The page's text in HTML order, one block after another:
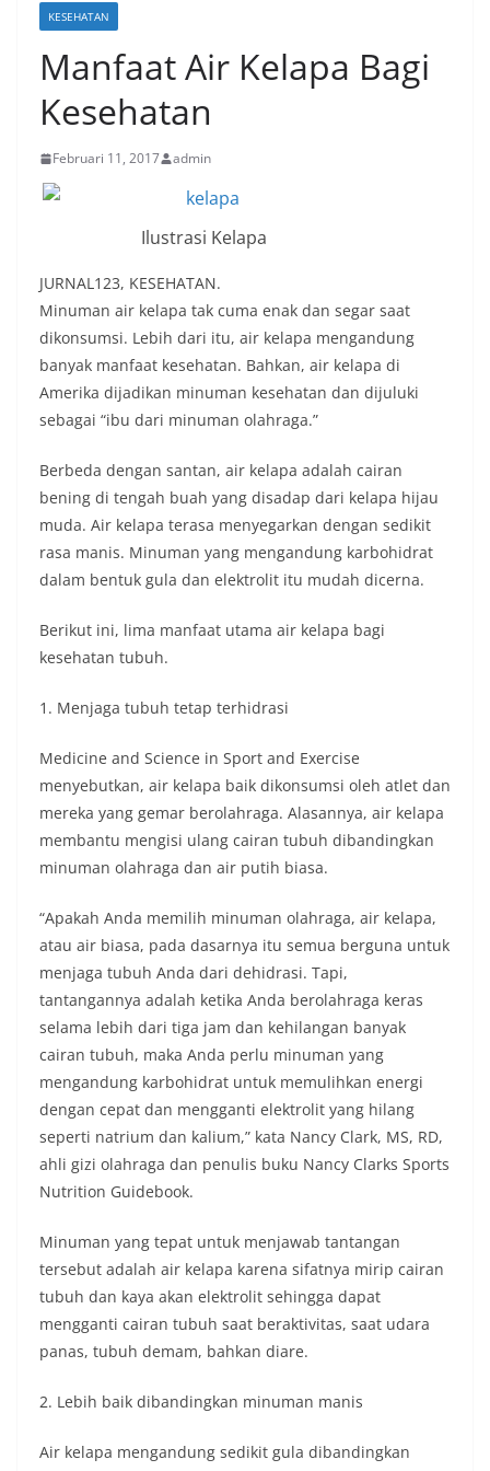
KESEHATAN
Manfaat Air Kelapa Bagi
Kesehatan
Februari 11, 2017 admin
Ilustrasi Kelapa
JURNAL123, KESEHATAN.
Minuman air kelapa tak cuma enak dan segar saat
dikonsumsi. Lebih dari itu, air kelapa mengandung
banyak manfaat kesehatan. Bahkan, air kelapa di
Amerika dijadikan minuman kesehatan dan dijuluki
sebagai “ibu dari minuman olahraga.”
Berbeda dengan santan, air kelapa adalah cairan
bening di tengah buah yang disadap dari kelapa hijau
muda. Air kelapa terasa menyegarkan dengan sedikit
rasa manis. Minuman yang mengandung karbohidrat
dalam bentuk gula dan elektrolit itu mudah dicerna.
Berikut ini, lima manfaat utama air kelapa bagi
kesehatan tubuh.
1. Menjaga tubuh tetap terhidrasi
Medicine and Science in Sport and Exercise
menyebutkan, air kelapa baik dikonsumsi oleh atlet dan
mereka yang gemar berolahraga. Alasannya, air kelapa
membantu mengisi ulang cairan tubuh dibandingkan
minuman olahraga dan air putih biasa.
“Apakah Anda memilih minuman olahraga, air kelapa,
atau air biasa, pada dasarnya itu semua berguna untuk
menjaga tubuh Anda dari dehidrasi. Tapi,
tantangannya adalah ketika Anda berolahraga keras
selama lebih dari tiga jam dan kehilangan banyak
cairan tubuh, maka Anda perlu minuman yang
mengandung karbohidrat untuk memulihkan energi
dengan cepat dan mengganti elektrolit yang hilang
seperti natrium dan kalium,” kata Nancy Clark, MS, RD,
ahli gizi olahraga dan penulis buku Nancy Clarks Sports
Nutrition Guidebook.
Minuman yang tepat untuk menjawab tantangan
tersebut adalah air kelapa karena sifatnya mirip cairan
tubuh dan kaya akan elektrolit sehingga dapat
mengganti cairan tubuh saat beraktivitas, saat udara
panas, tubuh demam, bahkan diare.
2. Lebih baik dibandingkan minuman manis
Air kelapa mengandung sedikit gula dibandingkan